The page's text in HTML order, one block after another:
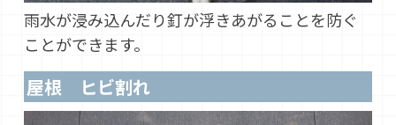
雨水が浸み込んだり釘が浮きあがることを防ぐ
ことができます。
屋根 ヒビ割れ